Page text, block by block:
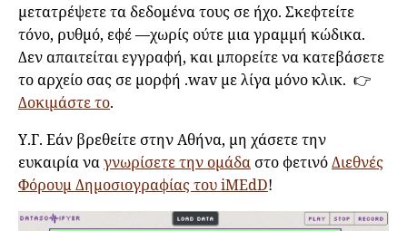
μετατρέψετε τα δεδομένα τους σε ήχο. Σκεφτείτε
τόνο, ρυθμό, εφέ —χωρίς ούτε μια γραμμή κώδικα.
Δεν απαιτείται εγγραφή, και μπορείτε να κατεβάσετε
το αρχείο σας σε μορφή .wav με λίγα μόνο κλικ. 👉
Δοκιμάστε το.
Υ.Γ. Εάν βρεθείτε στην Αθήνα, μη χάσετε την
ευκαιρία ναγνωρίσετε την ομάδα στο φετινόΔιεθνές
Φόρουμ Δημοσιογραφίας του iMEdD!